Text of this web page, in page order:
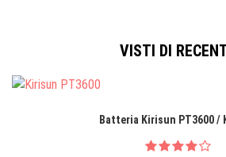
VISTI DI
Batteria Kirisun PT3600 /